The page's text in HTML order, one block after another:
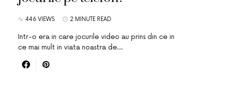
446 VIEWS 2 MINUTE READ
Intr-o era in care jocurile video au prins din ce in
ce mai mult in viata noastra de…